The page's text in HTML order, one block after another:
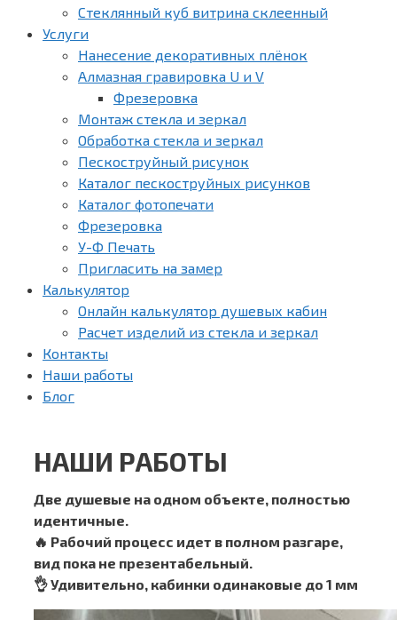
Стеклянный куб витрина склеенный
Услуги
Нанесение декоративных плёнок
Алмазная гравировка U и V
Фрезеровка
Монтаж стекла и зеркал
Обработка стекла и зеркал
Пескоструйный рисунок
Каталог пескоструйных рисунков
Каталог фотопечати
Фрезеровка
У-Ф Печать
Пригласить на замер
Калькулятор
Онлайн калькулятор душевых кабин
Расчет изделий из стекла и зеркал
Контакты
Наши работы
Блог
НАШИ РАБОТЫ
Две душевые на одном объекте, полностью
идентичные.
🔥 Рабочий процесс идет в полном разгаре,
вид пока не презентабельный.
👌 Удивительно, кабинки одинаковые до 1 мм